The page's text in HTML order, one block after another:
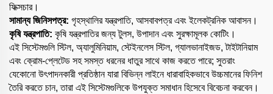
ফিক্সচার।
সামান্য জিনিসপত্র: গৃহস্থালির যন্ত্রপাতি, আসবাবপত্র এবং ইলেকট্রনিক আবাসন।
কৃষি যন্ত্রপাতি: কৃষি যন্ত্রপাতির জন্য টুলস, উপাদান এবং সুরক্ষামূলক কোটিং।
এই সিস্টেমগুলি স্টিল, অ্যালুমিনিয়াম, স্টেইনলেস স্টিল, গ্যালভানাইজড, টাইটানিয়াম
এবং ক্রোম-প্লেটেড সহ সমস্ত ধরনের ধাতুর সাথে কাজ করতে পারে; সুতরাং
যেকোনো উৎপাদনকারী প্রতিষ্ঠান যারা বিভিন্ন লাইনে ধারাবাহিকভাবে উচ্চমানের ফিনিশ
তৈরি করতে চান, তারা এই সিস্টেমগুলিকে উপযুক্ত সমাধান হিসেবে বিবেচনা করবেন।